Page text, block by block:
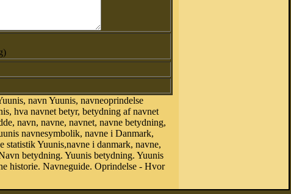
navn Yuunis, navneoprindelse
hva navnet betyr, betydning af navnet
navn, navne, navnet, navne betydning,
navnesymbolik, navne i Danmark,
statistik Yuunis,navne i danmark, navne,
betydning. Yuunis betydning. Yuunis
historie. Navneguide. Oprindelse - Hvor